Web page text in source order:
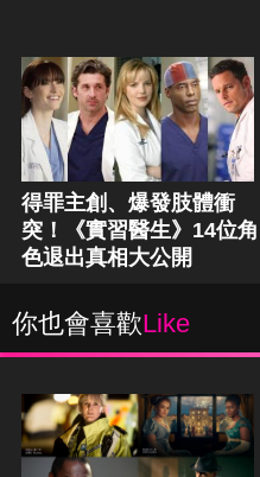
得罪主創、爆發肢體衝
突！《實習醫生》14位角
色退出真相大公開
你也會喜歡Like